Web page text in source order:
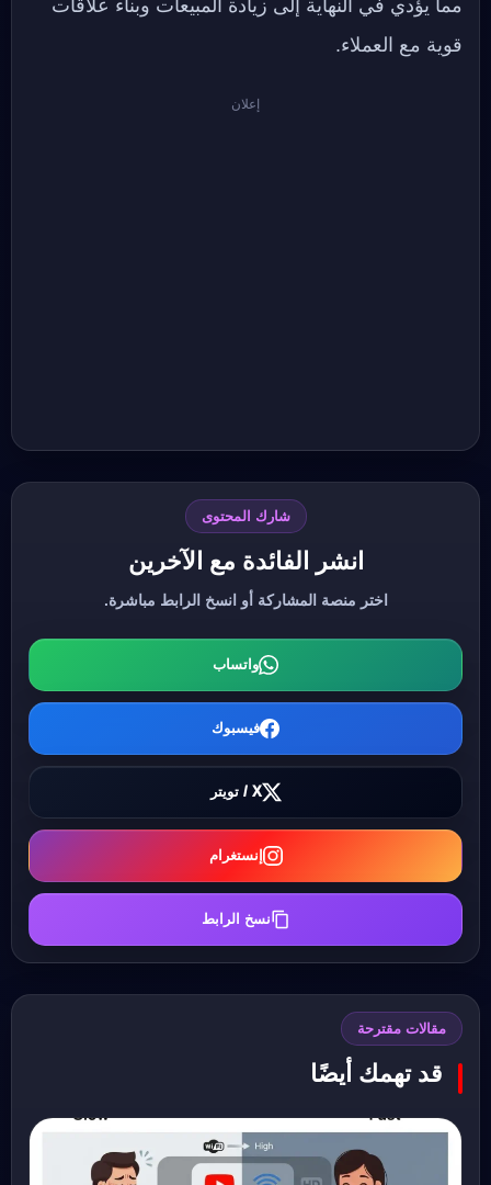
مما يؤدي في النهاية إلى زيادة المبيعات وبناء علاقات
قوية مع العملاء.
إعلان
شارك المحتوى
انشر الفائدة مع الآخرين
اختر منصة المشاركة أو انسخ الرابط مباشرة.
واتساب
فيسبوك
X / تويتر
إنستغرام
نسخ الرابط
مقالات مقترحة
قد تهمك أيضًا